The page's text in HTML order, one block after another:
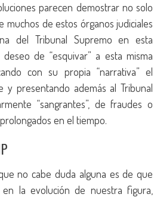
parecen demostrar no solo
muchos de estos órganos judiciales
del Tribunal Supremo en esta
de “esquivar” a esta misma
con su propia “narrativa” el
y presentando además al Tribunal
“sangrantes”, de fraudes o
en el tiempo.
no cabe duda alguna es de que
la evolución de nuestra figura,